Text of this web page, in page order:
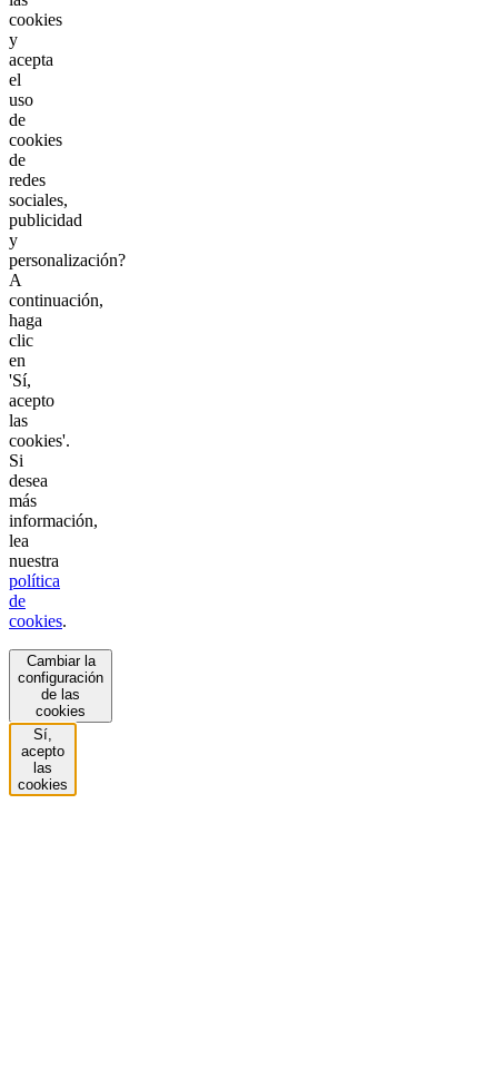
cookies
y
acepta
el
uso
de
cookies
de
redes
sociales,
publicidad
y
personalización?
A
continuación,
haga
clic
en
'Sí,
acepto
las
cookies'.
Si
desea
más
información,
lea
nuestra
política
de
cookies.
Cambiar la
configuración
de las
cookies
Sí,
acepto
las
cookies